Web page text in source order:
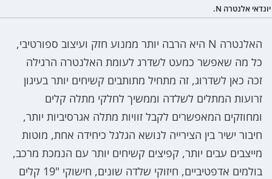
יונדאי אלנטרה N.
האלנטרה N היא הרבה יותר ממנוע חזק ועיצוב ספורטיבי,
כל מה שאפשר כמעט לשדרג לעומת האלנטרה הרגילה
זכה כאן לשדרוג, זה מתחיל מתותבים קשיחים יותר בעיגון
זרועות המתלים לשלדה וממשיך לחלקי מתלה קלים
ומחוזקים המאפשרים לקבל זוויות מתלה אגרסיביות יותר,
חיבור ישיר בין הצירייה לנושא הגלגל כיחידה אחת, מוטות
מייצבים עבים יותר, קפיצים קשיחים יותר עם הנמכת מרכב,
בולמים אדפטיביים, חיזוקי שלדה שונים, חישוקי "19 קלים